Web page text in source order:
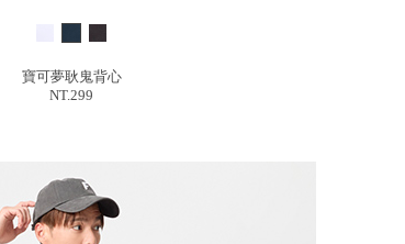
寶可夢耿鬼背心
NT.299